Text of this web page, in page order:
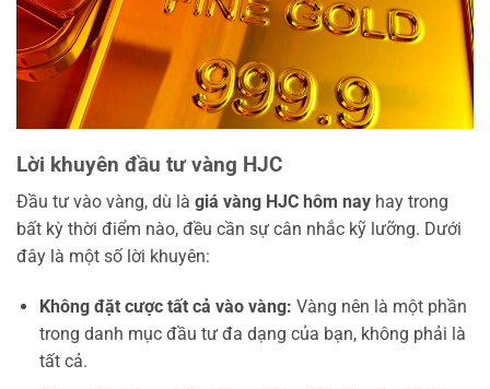
Lời khuyên đầu tư vàng HJC
Đầu tư vào vàng, dù là giá vàng HJC hôm nay hay trong
bất kỳ thời điểm nào, đều cần sự cân nhắc kỹ lưỡng. Dưới
đây là một số lời khuyên:
Không đặt cược tất cả vào vàng: Vàng nên là một phần
trong danh mục đầu tư đa dạng của bạn, không phải là
tất cả.